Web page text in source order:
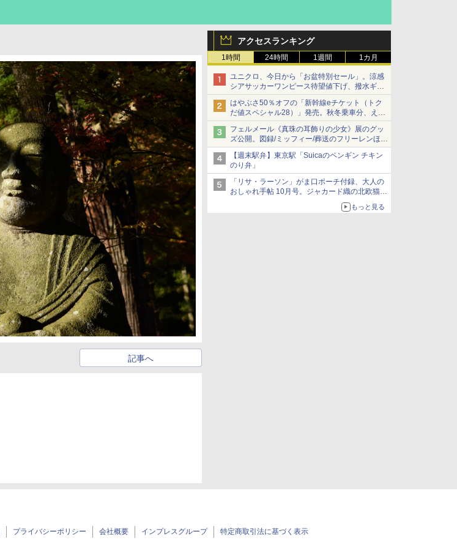
アクセスランキング
1時間 24時間 1週間 1カ月
ユニクロ、今日から「お盆特別セール」。涼感
シアサッカーワンピース待望値下げ、撥水ギア
ショーツは1990円に
はやぶさ50％オフの「新幹線eチケット（トク
だ値スペシャル28）」発売。秋冬乗車分、えき
ねっと限定
フェルメール《真珠の耳飾りの少女》展のグッ
ズ公開。図録/ミッフィー/葬送のフリーレンほ
か、注目ブランドコラボが実現
【週末駅弁】東京駅「Suicaのペンギン チキン
のり弁」
「リサ・ラーソン」がま口ポーチ付録、大人の
おしゃれ手帖 10月号。ジャカード織の北欧猫デ
もっと見る
記事へ
プライバシーポリシー 会社概要 インプレスグループ 特定商取引法に基づく表示